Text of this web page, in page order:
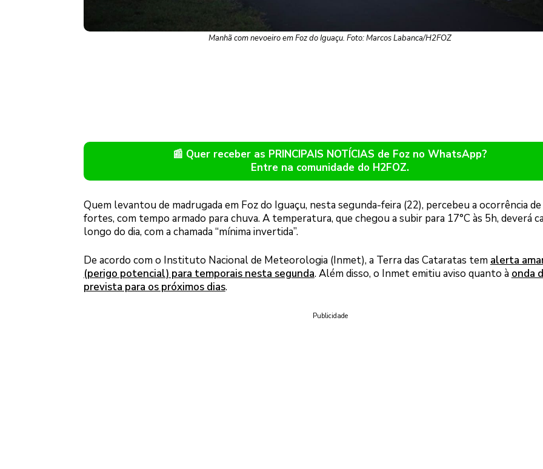
Manhã com nevoeiro em Foz do Iguaçu. Foto: Marcos Labanca/H2FOZ
📰 Quer receber as PRINCIPAIS NOTÍCIAS de Foz no WhatsApp?
Entre na comunidade do H2FOZ.
Quem levantou de madrugada em Foz do Iguaçu, nesta segunda-feira (22), percebeu a ocorrência
fortes, com tempo armado para chuva. A temperatura, que chegou a subir para 17°C às 5h, deverá
longo do dia, com a chamada “mínima invertida”.
De acordo com o Instituto Nacional de Meteorologia (Inmet), a Terra das Cataratas tem alerta
(perigo potencial) para temporais nesta segunda. Além disso, o Inmet emitiu aviso quanto à onda
prevista para os próximos dias.
Publicidade